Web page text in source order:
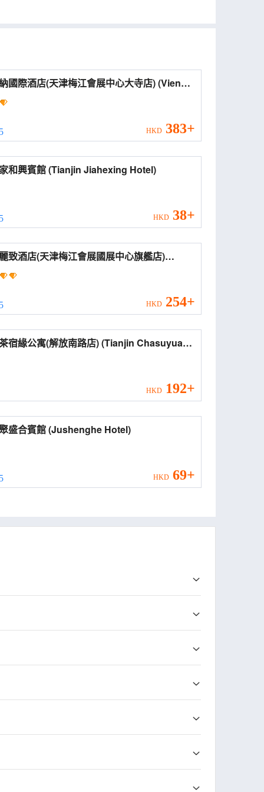
國際酒店(天津梅江會展中心大寺店) (Vienna
Hotel (Tianjin Meijiang Convention
HKD 383+
天津家和興賓館 (Tianjin Jiahexing Hotel)
HKD 38+
致酒店(天津梅江會展國展中心旗艦店)
LESTIE Hotel (Tianjin Meijiang
HKD 254+
公寓(解放南路店) (Tianjin Chasuyuan
HKD 192+
天津聚盛合賓館 (Jushenghe Hotel)
HKD 69+